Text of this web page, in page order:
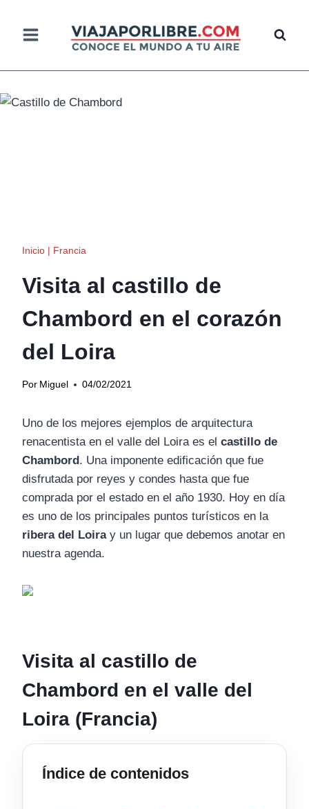
contenido
Inicio | Francia
Visita al castillo de
Chambord en el corazón
del Loira
Por Miguel 04/02/2021
Uno de los mejores ejemplos de arquitectura
renacentista en el valle del Loira es el castillo de
Chambord . Una imponente edificación que fue
disfrutada por reyes y condes hasta que fue
comprada por el estado en el año 1930. Hoy en día
es uno de los principales puntos turísticos en la
ribera del Loiray un lugar que debemos anotar en
nuestra agenda.
Visita al castillo de
Chambord en el valle del
Loira (Francia)
Índice de contenidos